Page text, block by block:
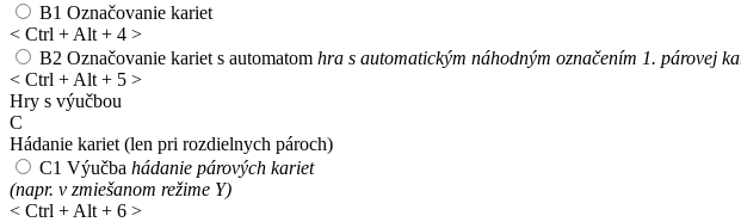
B1 Označovanie kariet
< Ctrl + Alt + 4 >
B2 Označovanie kariet s automatom hra s automatickým náhodným označením 1. párovej
< Ctrl + Alt + 5 >
Hry s výučbou
C
Hádanie kariet (len pri rozdielnych pároch)
C1 Výučba hádanie párových kariet
(napr. v zmiešanom režime Y)
< Ctrl + Alt + 6 >